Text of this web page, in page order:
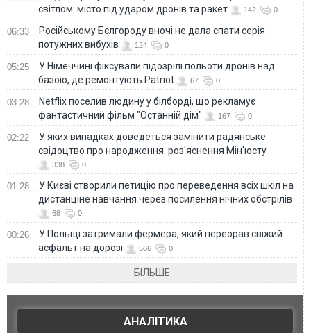
світлом: місто під ударом дронів та ракет
142 0
06:33
Російському Бєлгороду вночі не дала спати серія
потужних вибухів
124 0
05:25
У Німеччині фіксували підозрілі польоти дронів над
базою, де ремонтують Patriot
67 0
03:28
Netflix поселив людину у білборді, що рекламує
фантастичний фільм "Останній дім"
167 0
02:22
У яких випадках доведеться замінити радянське
свідоцтво про народження: роз'яснення Мін'юсту
338 0
01:28
У Києві створили петицію про переведення всіх шкіл на
дистанціне навчання через посилення нічних обстрілів
68 0
00:26
У Польщі затримали фермера, який переорав свіжий
асфальт на дорозі
566 0
БІЛЬШЕ
АНАЛІТИКА